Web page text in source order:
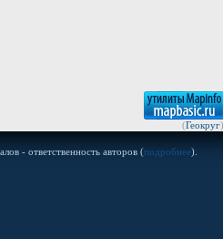
(Геокруг)
- ответственность авторов (подробнее).